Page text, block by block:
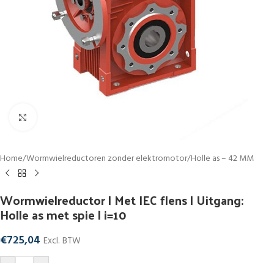
Home/Wormwielreductoren zonder elektromotor/Holle as – 42 MM
Wormwielreductor | Met IEC flens | Uitgang:
Holle as met spie | i=10
€725,04 Excl. BTW